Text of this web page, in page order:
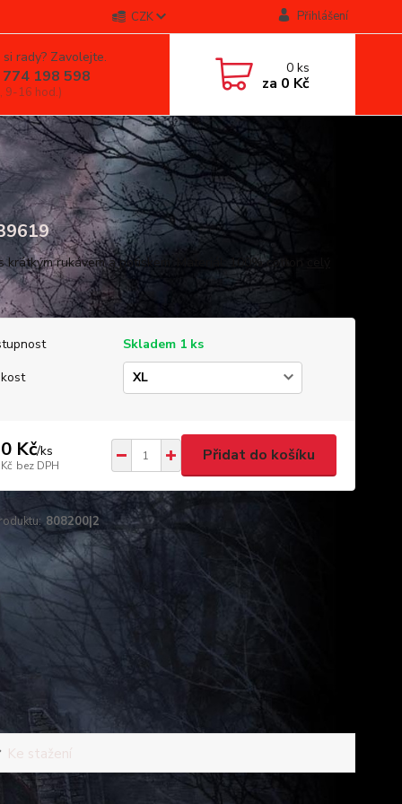
CZK Přihlášení
rady? Zavolejte.
198 598
9-16 hod.)
0ks
za 0 Kč
krátkým rukávem a potiskem. Materiál: 100% cotton
Skladem 1 ks
Kč/ks
bez DPH
Přidat do košíku
808200|2
Ke stažení